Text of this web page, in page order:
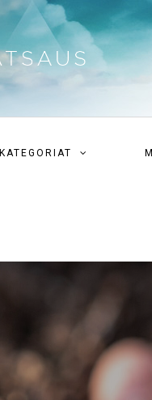
KATEGORIAT